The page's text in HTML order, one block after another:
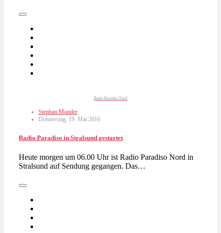
Radio Paradiso Nord
Stephan Munder
Donnerstag, 19. Mai 2016
Radio Paradiso in Stralsund gestartet
Heute morgen um 06.00 Uhr ist Radio Paradiso Nord in
Stralsund auf Sendung gegangen. Das…